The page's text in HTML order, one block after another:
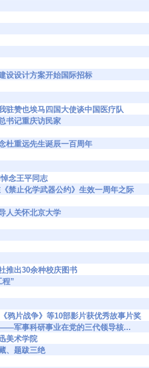
设设计方案开始国际招标
赞也埃马四国大使谈中国医疗队
书记重庆访民家
杜重远先生诞辰一百周年
念王平同志
禁止化学武器公约》生效一周年之际
人关怀北京大学
推出30余种校庆图书
程”
鸦片战争》等10部影片获优秀故事片奖
军事科研事业在党的三代领导核...
美术学院
、题跋三绝